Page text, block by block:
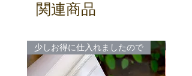
関連商品
少しお得に仕入れましたので